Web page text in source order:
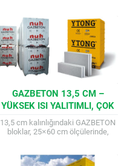
GAZBETON 13,5 CM –
YÜKSEK ISI YALITIMLI, ÇOK
YÖNLÜ YAPI BLOĞU (25×60
CM)
13,5 cm kalınlığındaki GAZBETON
bloklar, 25×60 cm ölçülerinde,
Hafifliği, yangın dayanımı ve ses...